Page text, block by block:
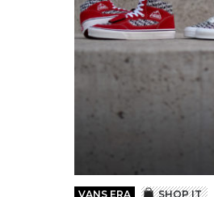
VANS ERA SHOP IT